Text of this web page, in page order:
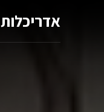
אדריכלות